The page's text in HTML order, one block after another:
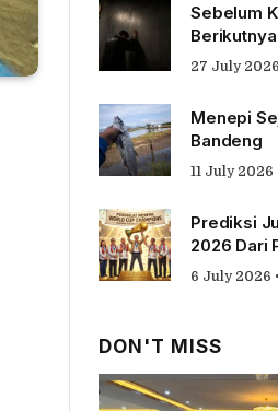
Sebelum
27 July 2026
Menepi
Bandeng
11 July 2026
Prediksi
2026 Dari
6 July 2026
DON'T MISS